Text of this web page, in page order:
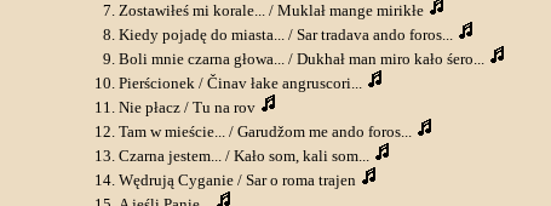
Zostawiłeś mi korale... / Muklał mange mirikłe
Kiedy pojadę do miasta... / Sar tradava ando foros...
Boli mnie czarna głowa... / Dukhał man miro kało śero...
Pierścionek / Činav łake angruscori...
Nie płacz / Tu na rov
Tam w mieście... / Garudžom me ando foros...
Czarna jestem... / Kało som, kali som...
Wędrują Cyganie / Sar o roma trajen